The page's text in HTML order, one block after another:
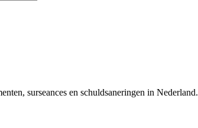
surseances en schuldsaneringen in Nederland.